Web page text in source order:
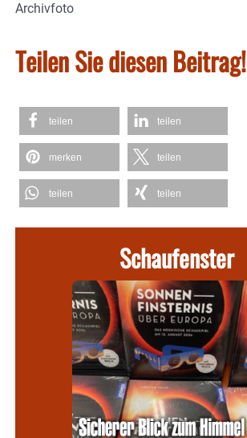
Archivfoto
Teilen Sie diesen Beitrag!
teilen teilen
merken teilen
teilen teilen
Schaufenster